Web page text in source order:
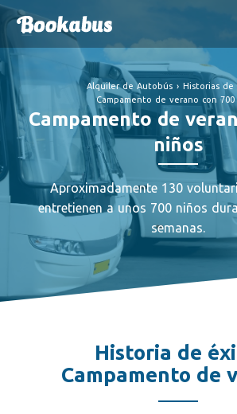
Alquiler de Autobús › Historias
Campamento de verano con 700
Campamento de
niños
Aproximadamente 130
entretienen a unos 700 niños
semanas.
Historia de
Campamento de